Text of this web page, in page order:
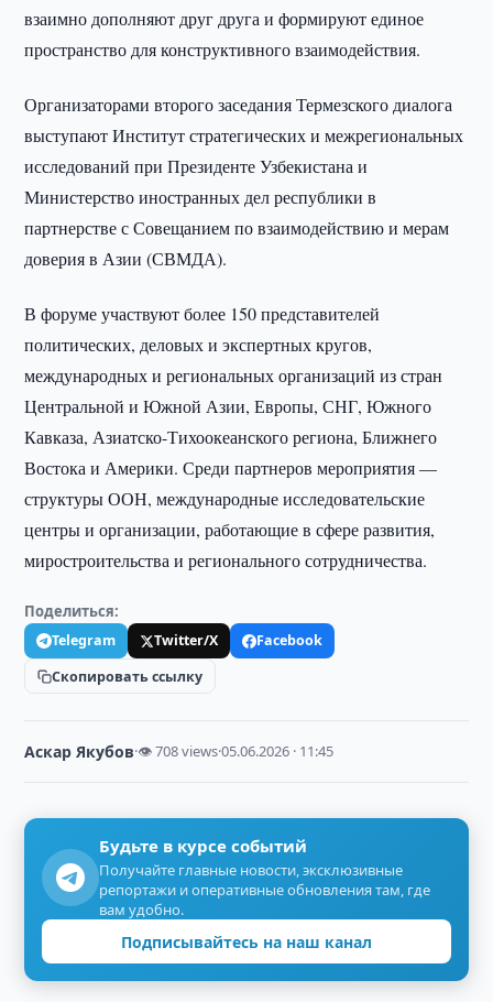
взаимно дополняют друг друга и формируют единое
пространство для конструктивного взаимодействия.
Организаторами второго заседания Термезского диалога
выступают Институт стратегических и межрегиональных
исследований при Президенте Узбекистана и
Министерство иностранных дел республики в
партнерстве с Совещанием по взаимодействию и мерам
доверия в Азии (СВМДА).
В форуме участвуют более 150 представителей
политических, деловых и экспертных кругов,
международных и региональных организаций из стран
Центральной и Южной Азии, Европы, СНГ, Южного
Кавказа, Азиатско-Тихоокеанского региона, Ближнего
Востока и Америки. Среди партнеров мероприятия —
структуры ООН, международные исследовательские
центры и организации, работающие в сфере развития,
миростроительства и регионального сотрудничества.
Поделиться:
Telegram Twitter/X
Facebook
Скопировать ссылку
Аскар Якубов·👁 708 views·05.06.2026 · 11:45
Будьте в курсе событий
Получайте главные новости, эксклюзивные
репортажи и оперативные обновления там, где
вам удобно.
Подписывайтесь на наш канал